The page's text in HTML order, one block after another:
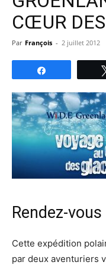
CŒUR
Par François - 2 juillet 2012
Rendez-
Cette expédition
par deux aventuriers